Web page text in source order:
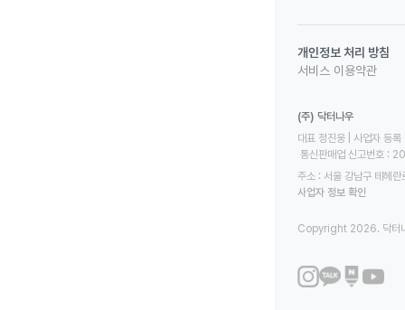
개인정보 처리 방침
서비스 이용약관
(주) 닥터나우
대표 정진웅 | 사업자
통신판매업 신고번호
주소 : 서울 강남구 테헤
사업자 정보 확인
Copyright 2026. 닥터